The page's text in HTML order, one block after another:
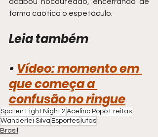
acabou nocauteado, encerrando de
forma caótica o espetáculo.
Leia também
• Vídeo: momento em
que começa a
confusão no ringue
Spaten Fight Night 2 Acelino Popó Freitas
Wanderlei Silva Esportes lutas
Brasil